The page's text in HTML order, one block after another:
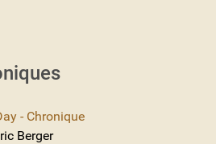
- Chronique
Berger